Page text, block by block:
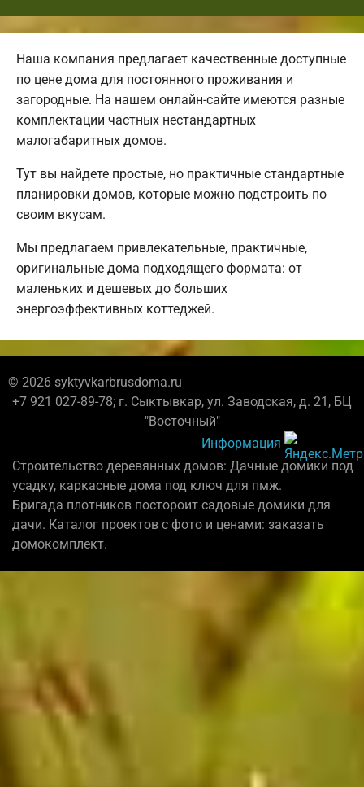
Наша компания предлагает качественные доступные
по цене дома для постоянного проживания и
загородные. На нашем онлайн-сайте имеются разные
комплектации частных нестандартных
малогабаритных домов.
Тут вы найдете простые, но практичные стандартные
планировки домов, которые можно подстроить по
своим вкусам.
Мы предлагаем привлекательные, практичные,
оригинальные дома подходящего формата: от
маленьких и дешевых до больших
энергоэффективных коттеджей.
© 2026 syktyvkarbrusdoma.ru
+7 921 027-89-78; г. Сыктывкар, ул. Заводская, д. 21, БЦ
"Восточный"
Информация
Строительство деревянных домов: Дачные домики под
усадку, каркасные дома под ключ для пмж.
Бригада плотников постороит садовые домики для
дачи. Каталог проектов с фото и ценами: заказать
домокомплект.